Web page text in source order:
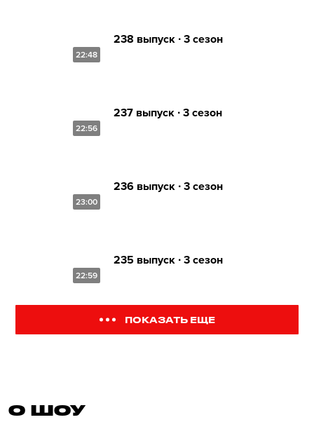
22:48
238 выпуск ∙ 3 сезон
22:56
237 выпуск ∙ 3 сезон
23:00
236 выпуск ∙ 3 сезон
22:59
235 выпуск ∙ 3 сезон
ПОКАЗАТЬ ЕЩЕ
О ШОУ